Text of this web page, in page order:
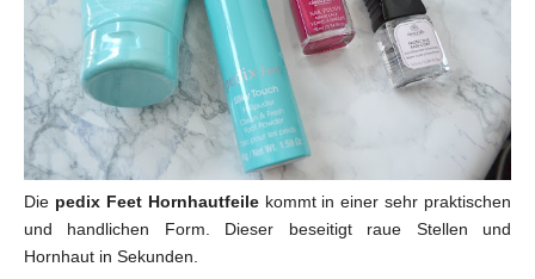
Die pedix Feet Hornhautfeilekommt in einer sehr praktischen
und handlichen Form. Dieser beseitigt raue Stellen und
Hornhaut in Sekunden.